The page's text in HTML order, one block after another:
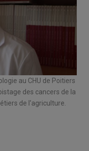
au CHU de Poitiers
des cancers de la
de l'agriculture.